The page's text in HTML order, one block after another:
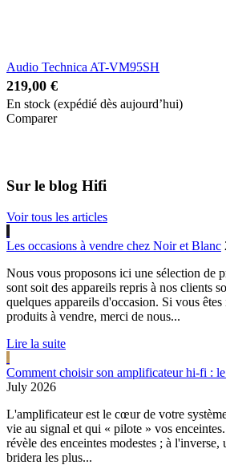
Audio Technica AT-VM95SH
219,00 €
En stock (expédié dès aujourd’hui)
Comparer
Sur le blog Hifi
Voir tous les articles
Les occasions à vendre chez Noir et Blanc
Nous vous proposons ici une sélection de
sont soit des appareils repris à nos clients
quelques appareils d'occasion. Si vous êtes
produits à vendre, merci de nous...
Lire la suite
Comment choisir son amplificateur hi-fi :
July 2026
L'amplificateur est le cœur de votre
vie au signal et qui « pilote » vos
révèle des enceintes modestes ; à
bridera les plus...